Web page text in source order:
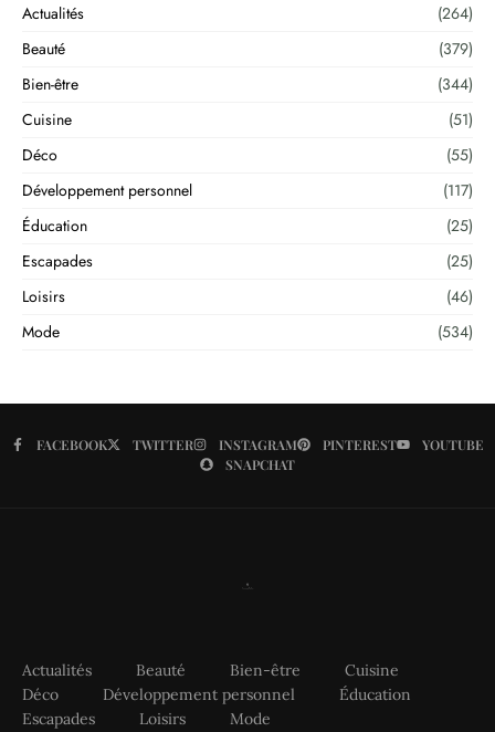
Actualités
(264)
Beauté
(379)
Bien-être
(344)
Cuisine
(51)
Déco
(55)
Développement personnel
(117)
Éducation
(25)
Escapades
(25)
Loisirs
(46)
Mode
(534)
FACEBOOK TWITTER INSTAGRAM PINTEREST
YOUTUBE
SNAPCHAT
Actualités Beauté Bien-être
Cuisine
Déco
Développement personnel
Éducation
Escapades
Loisirs
Mode